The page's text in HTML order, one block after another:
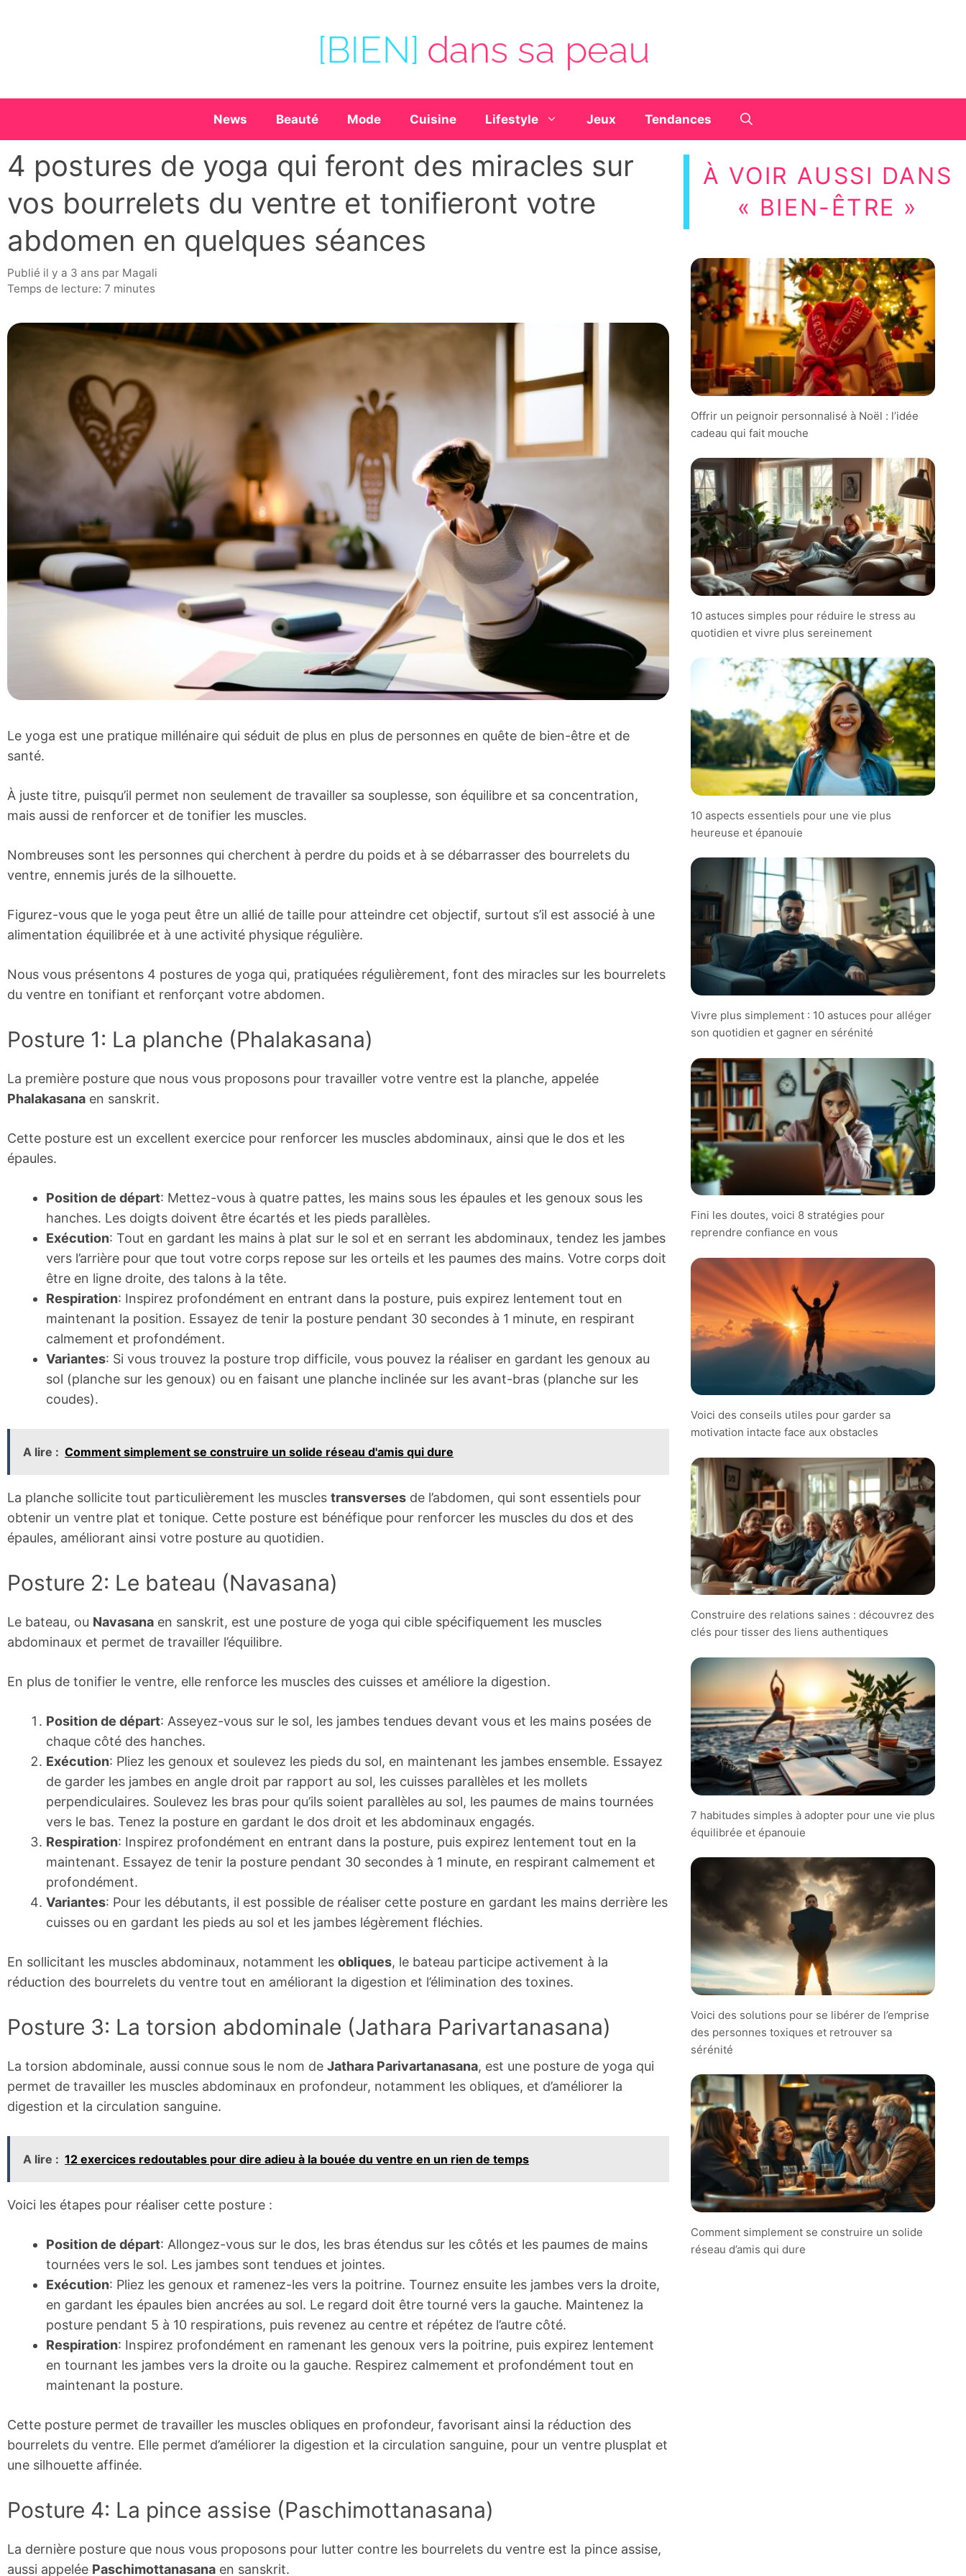
News Beauté Mode Cuisine Lifestyle Jeux Tendances
4 postures de yoga qui feront des miracles sur
vos bourrelets du ventre et tonifieront votre
abdomen en quelques séances
publié il y a 3 ans par Magali
Temps de lecture: 7 minutes
Le yoga est une pratique millénaire qui séduit de plus en plus de personnes en quête de bien-être et de
santé.
À juste titre, puisqu’il permet non seulement de travailler sa souplesse, son équilibre et sa concentration,
mais aussi de renforcer et de tonifier les muscles.
Nombreuses sont les personnes qui cherchent à perdre du poids et à se débarrasser des bourrelets du
ventre, ennemis jurés de la silhouette.
Figurez-vous que le yoga peut être un allié de taille pour atteindre cet objectif, surtout s’il est associé à une
alimentation équilibrée et à une activité physique régulière.
Nous vous présentons 4 postures de yoga qui, pratiquées régulièrement, font des miracles sur les bourrelets
du ventre en tonifiant et renforçant votre abdomen.
Posture 1: La planche (Phalakasana)
La première posture que nous vous proposons pour travailler votre ventre est la planche, appelée
Phalakasana en sanskrit.
Cette posture est un excellent exercice pour renforcer les muscles abdominaux, ainsi que le dos et les
épaules.
Position de départ: Mettez-vous à quatre pattes, les mains sous les épaules et les genoux sous les
hanches. Les doigts doivent être écartés et les pieds parallèles.
Exécution: Tout en gardant les mains à plat sur le sol et en serrant les abdominaux, tendez les jambes
vers l’arrière pour que tout votre corps repose sur les orteils et les paumes des mains. Votre corps doit
être en ligne droite, des talons à la tête.
Respiration: Inspirez profondément en entrant dans la posture, puis expirez lentement tout en
maintenant la position. Essayez de tenir la posture pendant 30 secondes à 1 minute, en respirant
calmement et profondément.
Variantes: Si vous trouvez la posture trop difficile, vous pouvez la réaliser en gardant les genoux au
sol (planche sur les genoux) ou en faisant une planche inclinée sur les avant-bras (planche sur les
coudes).
A lire : Comment simplement se construire un solide réseau d'amis qui dure
La planche sollicite tout particulièrement les muscles transverses de l’abdomen, qui sont essentiels pour
obtenir un ventre plat et tonique. Cette posture est bénéfique pour renforcer les muscles du dos et des
épaules, améliorant ainsi votre posture au quotidien.
Posture 2: Le bateau (Navasana)
Le bateau, ou Navasana en sanskrit, est une posture de yoga qui cible spécifiquement les muscles
abdominaux et permet de travailler l’équilibre.
En plus de tonifier le ventre, elle renforce les muscles des cuisses et améliore la digestion.
Position de départ: Asseyez-vous sur le sol, les jambes tendues devant vous et les mains posées de
chaque côté des hanches.
Exécution: Pliez les genoux et soulevez les pieds du sol, en maintenant les jambes ensemble. Essayez
de garder les jambes en angle droit par rapport au sol, les cuisses parallèles et les mollets
perpendiculaires. Soulevez les bras pour qu’ils soient parallèles au sol, les paumes de mains tournées
vers le bas. Tenez la posture en gardant le dos droit et les abdominaux engagés.
Respiration: Inspirez profondément en entrant dans la posture, puis expirez lentement tout en la
maintenant. Essayez de tenir la posture pendant 30 secondes à 1 minute, en respirant calmement et
profondément.
Variantes: Pour les débutants, il est possible de réaliser cette posture en gardant les mains derrière les
cuisses ou en gardant les pieds au sol et les jambes légèrement fléchies.
En sollicitant les muscles abdominaux, notamment les obliques, le bateau participe activement à la
réduction des bourrelets du ventre tout en améliorant la digestion et l’élimination des toxines.
Posture 3: La torsion abdominale (Jathara Parivartanasana)
La torsion abdominale, aussi connue sous le nom de Jathara Parivartanasana, est une posture de yoga qui
permet de travailler les muscles abdominaux en profondeur, notamment les obliques, et d’améliorer la
digestion et la circulation sanguine.
A lire : 12 exercices redoutables pour dire adieu à la bouée du ventre en un rien de temps
Voici les étapes pour réaliser cette posture :
Position de départ: Allongez-vous sur le dos, les bras étendus sur les côtés et les paumes de mains
tournées vers le sol. Les jambes sont tendues et jointes.
Exécution: Pliez les genoux et ramenez-les vers la poitrine. Tournez ensuite les jambes vers la droite,
en gardant les épaules bien ancrées au sol. Le regard doit être tourné vers la gauche. Maintenez la
posture pendant 5 à 10 respirations, puis revenez au centre et répétez de l’autre côté.
Respiration: Inspirez profondément en ramenant les genoux vers la poitrine, puis expirez lentement
en tournant les jambes vers la droite ou la gauche. Respirez calmement et profondément tout en
maintenant la posture.
Cette posture permet de travailler les muscles obliques en profondeur, favorisant ainsi la réduction des
bourrelets du ventre. Elle permet d’améliorer la digestion et la circulation sanguine, pour un ventre plusplat et
une silhouette affinée.
Posture 4: La pince assise (Paschimottanasana)
La dernière posture que nous vous proposons pour lutter contre les bourrelets du ventre est la pince assise,
aussi appelée Paschimottanasana en sanskrit.
À VOIR AUSSI DANS
« BIEN-ÊTRE »
Offrir un peignoir personnalisé à Noël : l’idée
cadeau qui fait mouche
10 astuces simples pour réduire le stress au
quotidien et vivre plus sereinement
10 aspects essentiels pour une vie plus
heureuse et épanouie
Vivre plus simplement : 10 astuces pour alléger
son quotidien et gagner en sérénité
Fini les doutes, voici 8 stratégies pour
reprendre confiance en vous
Voici des conseils utiles pour garder sa
motivation intacte face aux obstacles
Construire des relations saines : découvrez des
clés pour tisser des liens authentiques
7 habitudes simples à adopter pour une vie plus
équilibrée et épanouie
Voici des solutions pour se libérer de l’emprise
des personnes toxiques et retrouver sa
sérénité
Comment simplement se construire un solide
réseau d’amis qui dure